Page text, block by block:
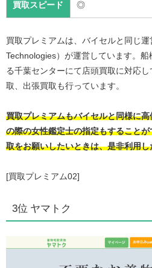
買取スピード ◎
買取プレミアムは、バイセルと同じ運
Technologies）が運営しています。
る千葉センターにて店頭買取に対応
取、出張買取も行っています。
買取プレミアムもバイセルと同様に
の際の女性鑑定士の指定もすること
取をお願いしたいときは、是非利用
[買取プレミアム02]
3位 ヤマトク